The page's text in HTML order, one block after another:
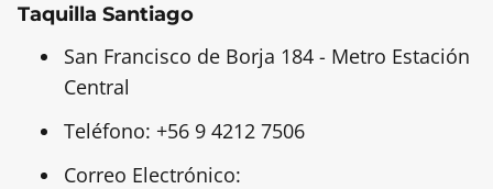
Taquilla Santiago
San Francisco de Borja 184 - Metro Estación
Central
Teléfono: +56 9 4212 7506
Correo Electrónico: